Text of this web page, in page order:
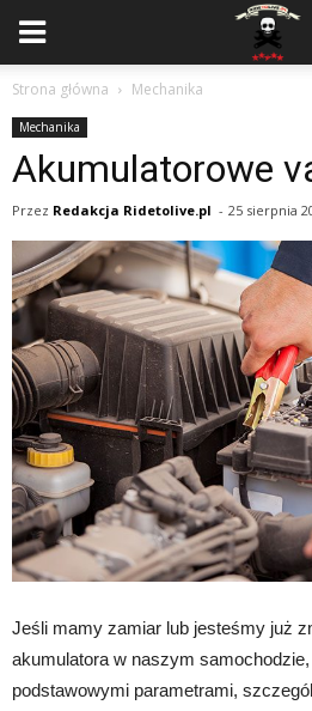
Strona główna Mechanika
Mechanika
Akumulatorowe
Przez Redakcja Ridetolive.pl - 25 sierpnia
Jeśli mamy zamiar lub jesteśmy już
akumulatora w naszym
podstawowymi parametrami,